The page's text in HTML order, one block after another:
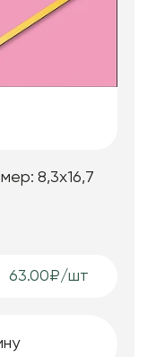
8,3х16,7
63.00₽/шт